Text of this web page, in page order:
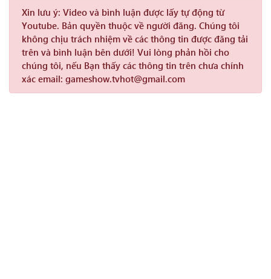
Xin lưu ý: Video và bình luận được lấy tự động từ
Youtube. Bản quyền thuộc về người đăng. Chúng tôi
không chịu trách nhiệm về các thông tin được đăng tải
trên và bình luận bên dưới! Vui lòng phản hồi cho
chúng tôi, nếu Bạn thấy các thông tin trên chưa chính
xác email: gameshow.tvhot@gmail.com